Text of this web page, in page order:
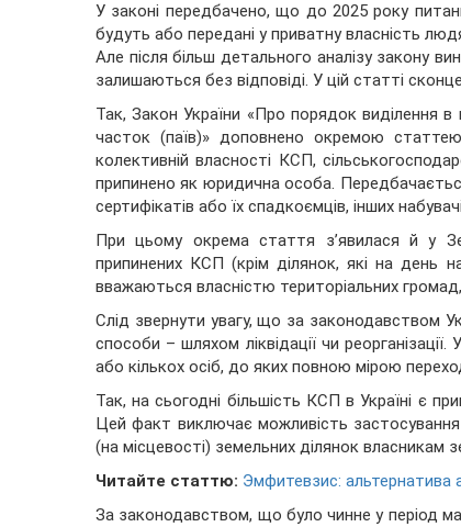
У законі передбачено, що до 2025 року
будуть або передані у приватну власність
Але після більш детального аналізу закону
залишаються без відповіді. У цій статті
Так, Закон України «Про порядок виділення в
часток (паїв)» доповнено окремою
колективній власності КСП,
припинено як юридична особа.
сертифікатів або їх спадкоємців, інших
При цьому окрема стаття з’явилася й у
припинених КСП (крім ділянок, які на день
вважаються власністю територіальних
Слід звернути увагу, що за законодавством
способи – шляхом ліквідації чи
або кількох осіб, до яких повною мірою
Так, на сьогодні більшість КСП в Україні є
Цей факт виключає можливість
(на місцевості) земельних ділянок власникам
Читайте статтю: Эмфитевзис:
За законодавством, що було чинне у період